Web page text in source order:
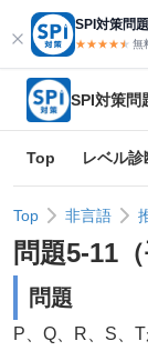
SPI対策問
★★★★★
★ 無
SPI対策問
Top レベル診
Top 非言語
問題5-11 （
問題
P、Q、R、S、